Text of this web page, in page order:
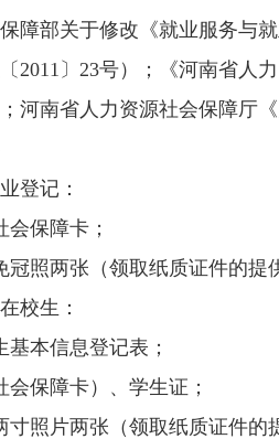
障部关于修改《就业服务与
2011〕23号）；《河南省人
河南省人力资源社会保障厅
登记：
会保障卡；
冠照两张（领取纸质证件的提
校生：
基本信息登记表；
会保障卡）、学生证；
寸照片两张（领取纸质证件的